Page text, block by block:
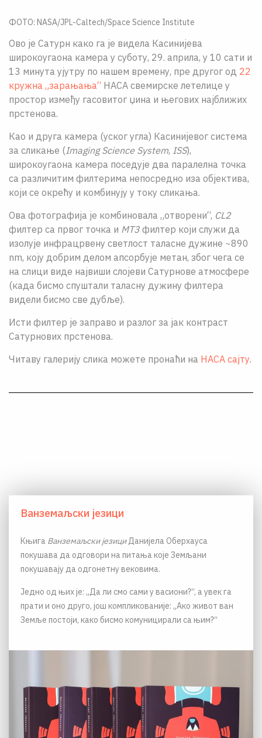
ЦПН
LAT
ФОТО: NASA/JPL-Caltech/Space Science Institute
Ово је Сатурн како га је видела Касинијева
широкоугаона камера у суботу, 29. априла, у 10 сати и
13 минута ујутру по нашем времену, пре другог од 22
кружна „зарањања“ НАСА свемирске летелице у
простор између гасовитог џина и његових најближих
прстенова.
Као и друга камера (уског угла) Касинијевог система
за сликање (Imaging Science System, ISS),
широкоугаона камера поседује два паралелна точка
са различитим филтерима непосредно иза објектива,
који се окрећу и комбинују у току сликања.
Ова фотографија је комбиновала „отворени“, CL2
филтер са првог точка и MT3 филтер који служи да
изолује инфрацрвену светлост таласне дужине ~890
nm, коју добрим делом апсорбује метан, због чега се
на слици виде највиши слојеви Сатурнове атмосфере
(када бисмо спуштали таласну дужину филтера
видели бисмо све дубље).
Исти филтер је заправо и разлог за јак контраст
Сатурнових прстенова.
Читаву галерију слика можете пронаћи на НАСА сајту.
Ванземаљски језици
Књига Ванземаљски језициДанијела Оберхауса
покушава да одговори на питања које Земљани
покушавају да одгонетну вековима.
Једно од њих је: „Да ли смо сами у васиони?“, а увек га
прати и оно друго, још компликованије: „Ако живот ван
Земље постоји, како бисмо комуницирали са њим?“